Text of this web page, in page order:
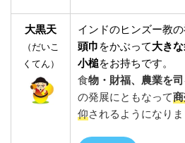
大黒天
（だいこ
くてん）
インドのヒンズー教の
頭巾 をかぶって大き
小槌をお持ちです。
食物・財福、農業を
の発展にともなって
仰されるようになりま